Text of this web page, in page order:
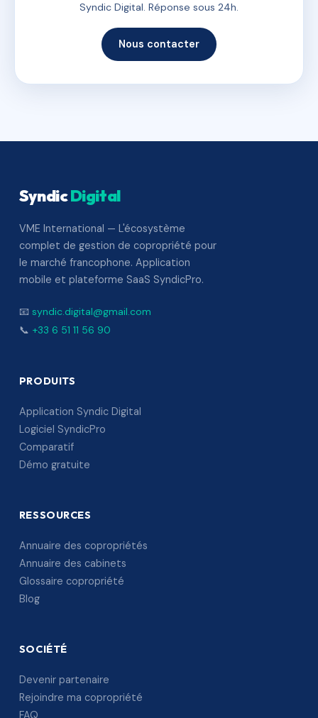
Syndic Digital. Réponse sous 24h.
Nous contacter
SyndicDigital
VME International — L'écosystème
complet de gestion de copropriété pour
le marché francophone. Application
mobile et plateforme SaaS SyndicPro.
📧 syndic.digital@gmail.com
📞 +33 6 51 11 56 90
PRODUITS
Application Syndic Digital
Logiciel SyndicPro
Comparatif
Démo gratuite
RESSOURCES
Annuaire des copropriétés
Annuaire des cabinets
Glossaire copropriété
Blog
SOCIÉTÉ
Devenir partenaire
Rejoindre ma copropriété
FAQ